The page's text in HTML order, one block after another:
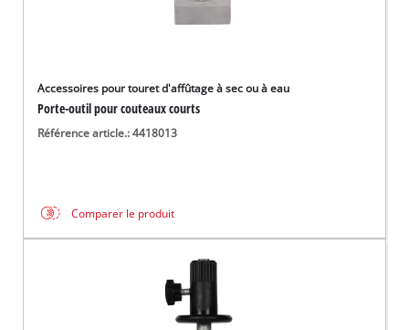
Accessoires pour touret d'affûtage à sec ou à eau
Porte-outil pour couteaux courts
Référence article.: 4418013
Comparer le produit